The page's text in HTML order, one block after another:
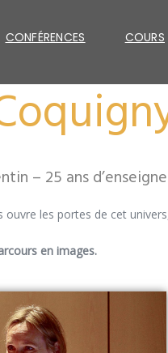
CONFÉRENCES COURS
– 25 ans
les portes de cet
en images.